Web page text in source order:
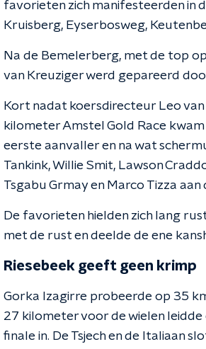
favorieten zich manifesteerden in
Kruisberg, Eyserbosweg,
Na de Bemelerberg, met de top
van Kreuziger werd gepareerd
Kort nadat koersdirecteur Leo
kilometer Amstel Gold Race
eerste aanvaller en na wat
Tankink, Willie Smit, Lawson
Tsgabu Grmay en Marco Tizza aan
De favorieten hielden zich lang
met de rust en deelde de ene
Riesebeek geeft geen krimp
Gorka Izagirre probeerde op 35
27 kilometer voor de wielen
finale in. De Tsjech en de Italiaan